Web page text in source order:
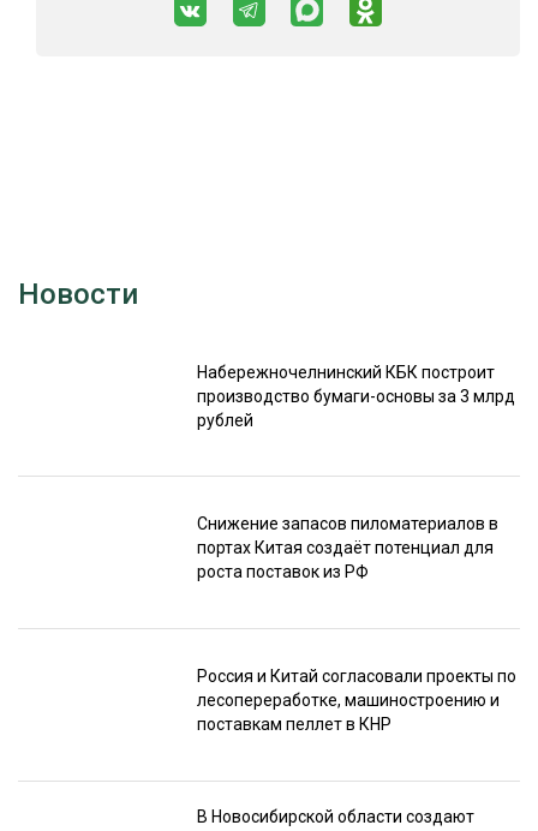
Новости
Набережночелнинский КБК построит
производство бумаги-основы за 3 млрд
рублей
Снижение запасов пиломатериалов в
портах Китая создаёт потенциал для
роста поставок из РФ
Россия и Китай согласовали проекты по
лесопереработке, машиностроению и
поставкам пеллет в КНР
В Новосибирской области создают